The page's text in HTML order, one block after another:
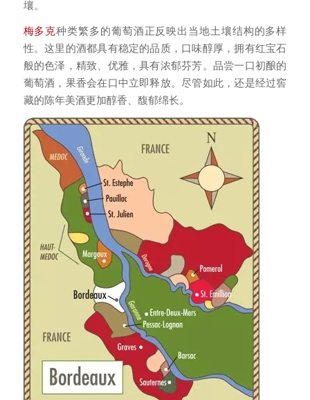
壤。
梅多克种类繁多的葡萄酒正反映出当地土壤结构的多样
性。这里的酒都具有稳定的品质，口味醇厚，拥有红宝石
般的色泽，精致、优雅，具有浓郁芬芳。品尝一口初酿的
葡萄酒，果香会在口中立即释放。尽管如此，还是经过窖
藏的陈年美酒更加醇香、馥郁绵长。